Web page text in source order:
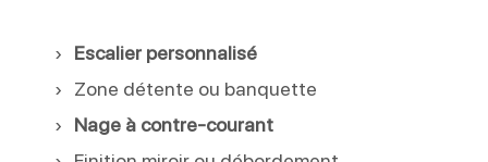
Escalier personnalisé
Zone détente ou banquette
Nage à contre-courant